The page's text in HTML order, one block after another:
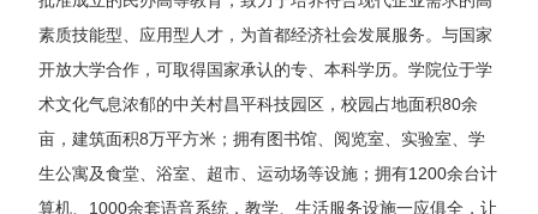
素质技能型、应用型人才，为首都经济社会发展服务。与国家
开放大学合作，可取得国家承认的专、本科学历。学院位于学
术文化气息浓郁的中关村昌平科技园区，校园占地面积80余
亩，建筑面积8万平方米；拥有图书馆、阅览室、实验室、学
生公寓及食堂、浴室、超市、运动场等设施；拥有1200余台计
算机、1000余套语音系统，教学、生活服务设施一应俱全，让